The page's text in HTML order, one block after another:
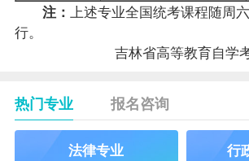
注： 上述专业全国统考课程随周
行。
吉林省高等教育自学
热门专业 报名咨询
法律专业 行